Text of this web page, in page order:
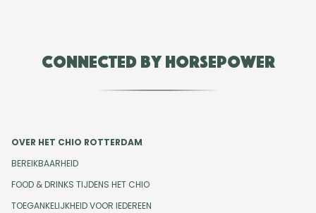
Connected by Horsepower
OVER HET CHIO ROTTERDAM
BEREIKBAARHEID
FOOD & DRINKS TIJDENS HET CHIO
TOEGANKELIJKHEID VOOR IEDEREEN